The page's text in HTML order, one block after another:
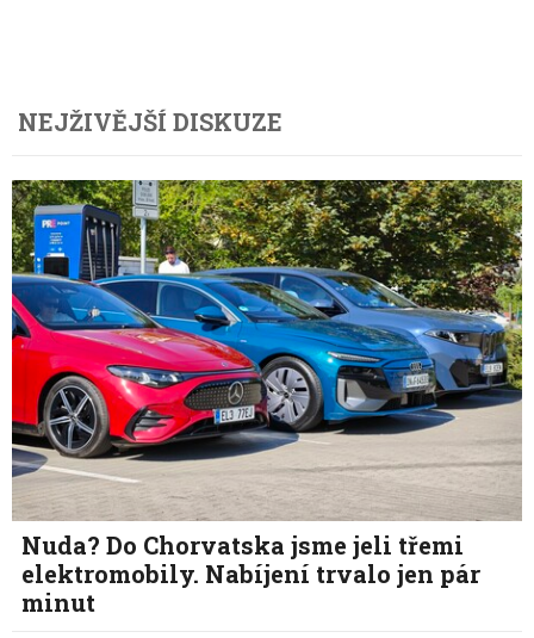
NEJŽIVĚJŠÍ DISKUZE
Nuda? Do Chorvatska jsme jeli třemi
elektromobily. Nabíjení trvalo jen pár
minut